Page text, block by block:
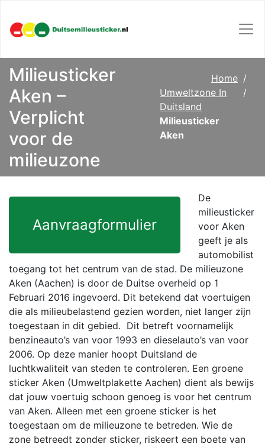
Milieusticker
Aken –
Verplicht
voor de
milieuzone
Home
Umweltzone In
Duitsland
Milieusticker
Aken
Aanvraagformulier
De
milieusticker
voor Aken
geeft je als
automobilist
toegang tot het centrum van de stad. De milieuzone
Aken (Aachen) is door de Duitse overheid op 1
Februari 2016 ingevoerd. Dit betekend dat voertuigen
die als milieubelastend gezien worden, niet langer zijn
toegestaan in dit gebied. Dit betreft voornamelijk
benzineauto’s van voor 1993 en dieselauto’s van voor
2006. Op deze manier hoopt Duitsland de
luchtkwaliteit van steden te controleren. Een groene
sticker Aken (Umweltplakette Aachen) dient als bewijs
dat jouw voertuig schoon genoeg is voor het centrum
van Aken. Alleen met een groene sticker is het
toegestaan om de milieuzone te betreden. Wie de
zone betreedt zonder sticker, riskeert een boete van